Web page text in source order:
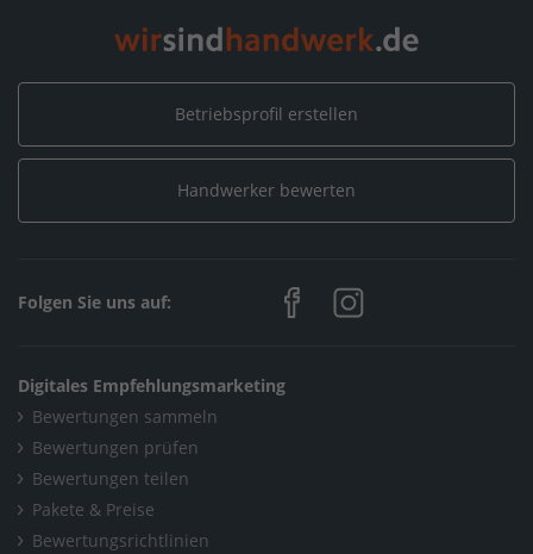
Badwerkstatt Drolshagen
Sanitär, Heizung, Klima / Installation & Heizungsbau
Badwerkstatt Drolshagen
Betriebsprofil erstellen
Handwerker bewerten
Folgen Sie uns auf:
Digitales Empfehlungsmarketing
Bewertungen sammeln
Bewertungen prüfen
Bewertungen teilen
Pakete & Preise
Bewertungsrichtlinien